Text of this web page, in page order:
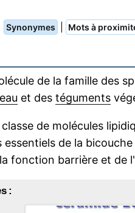
Synonymes Mots à
de la famille des
et des téguments
de molécules
essentiels de la bicouche
fonction barrière et de l'
: